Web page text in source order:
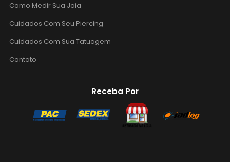
Como Medir Sua Joia
Cuidados Com Seu Piercing
Cuidados Com Sua Tatuagem
Contato
Receba Por